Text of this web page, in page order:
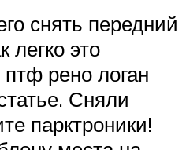
снять передний
легко это
рено логан
Сняли
парктроники!